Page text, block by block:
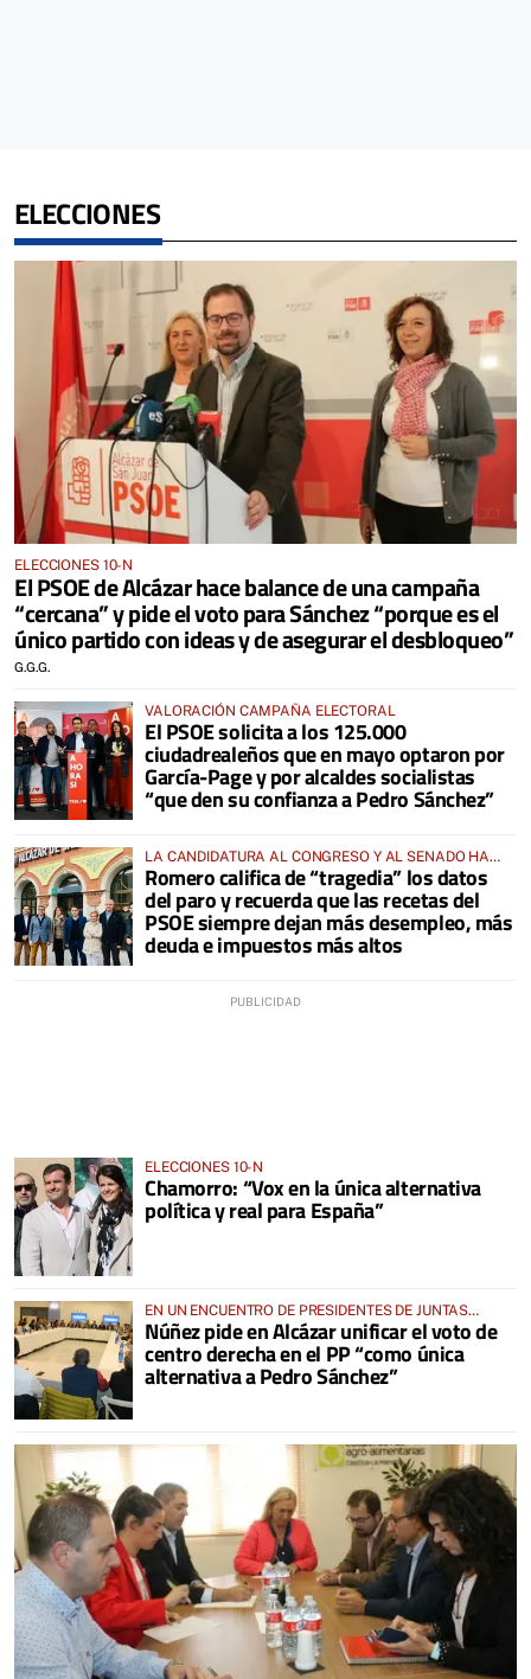
ELECCIONES
ELECCIONES 10-N
El PSOE de Alcázar hace balance de una campaña
“cercana” y pide el voto para Sánchez “porque es el
único partido con ideas y de asegurar el desbloqueo”
G.G.G.
VALORACIÓN CAMPAÑA ELECTORAL
El PSOE solicita a los 125.000
ciudadrealeños que en mayo optaron por
García-Page y por alcaldes socialistas
“que den su confianza a Pedro Sánchez”
LA CANDIDATURA AL CONGRESO Y AL SENADO HA
VISITADO VARIOS COMERCIOS DE ALCÁZAR DE SAN
JUAN
Romero califica de “tragedia” los datos
del paro y recuerda que las recetas del
PSOE siempre dejan más desempleo, más
deuda e impuestos más altos
ELECCIONES 10-N
Chamorro: “Vox en la única alternativa
política y real para España”
EN UN ENCUENTRO DE PRESIDENTES DE JUNTAS
LOCALES
Núñez pide en Alcázar unificar el voto de
centro derecha en el PP “como única
alternativa a Pedro Sánchez”